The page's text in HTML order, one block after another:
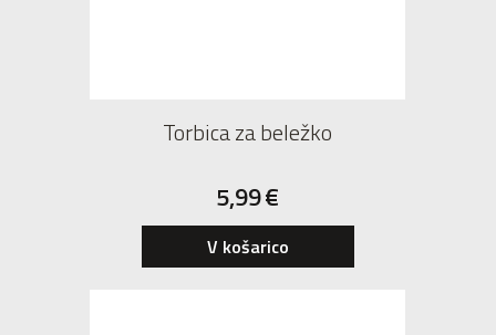
Torbica za beležko
5,99€
V košarico